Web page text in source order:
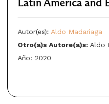
Latin America and
Autor(es): Aldo Madariaga
Otro(a)s Autore(a)s: Aldo
Año: 2020